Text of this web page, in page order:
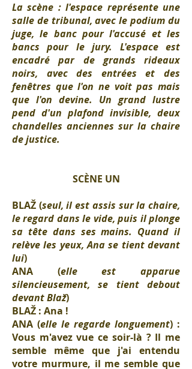
La scène : l'espace représente une
salle de tribunal, avec le podium du
juge, le banc pour l'accusé et les
bancs pour le jury. L'espace est
encadré par de grands rideaux
noirs, avec des entrées et des
fenêtres que l'on ne voit pas mais
que l'on devine. Un grand lustre
pend d'un plafond invisible, deux
chandelles anciennes sur la chaire
de justice.
SCÈNE UN
BLAŽ (seul, il est assis sur la chaire,
le regard dans le vide, puis il plonge
sa tête dans ses mains. Quand il
relève les yeux, Ana se tient devant
lui)
ANA (elle est apparue
silencieusement, se tient debout
devant Blaž)
BLAŽ : Ana !
ANA (elle le regarde longuement) :
Vous m'avez vue ce soir-là ? Il me
semble même que j'ai entendu
votre murmure, il me semble que